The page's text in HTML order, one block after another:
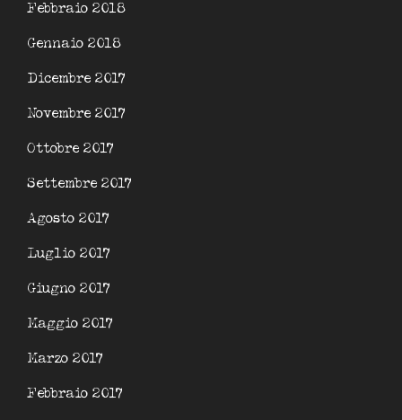
Febbraio 2018
Gennaio 2018
Dicembre 2017
Novembre 2017
Ottobre 2017
Settembre 2017
Agosto 2017
Luglio 2017
Giugno 2017
Maggio 2017
Marzo 2017
Febbraio 2017